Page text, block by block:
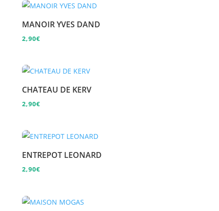
MANOIR YVES DAND
2,90€
CHATEAU DE KERV
2,90€
ENTREPOT LEONARD
2,90€